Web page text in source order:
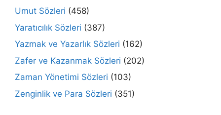
Umut Sözleri (458)
Yaratıcılık Sözleri (387)
Yazmak ve Yazarlık Sözleri (162)
Zafer ve Kazanmak Sözleri (202)
Zaman Yönetimi Sözleri (103)
Zenginlik ve Para Sözleri (351)